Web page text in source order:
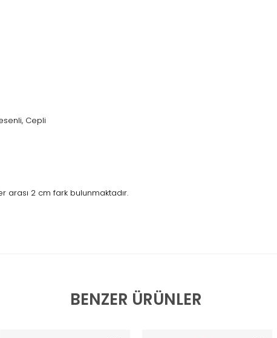
Cepli
arası 2 cm fark bulunmaktadır.
BENZER ÜRÜNLER